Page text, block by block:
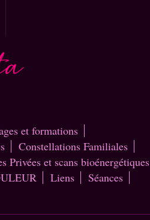
et formations
Constellations Familiales
Privées et scans bioénergétiques
Liens
Séances